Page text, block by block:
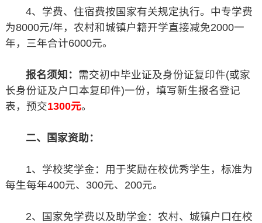
4、学费、住宿费按国家有关规定执行。中专学费
为8000元/年，农村和城镇户籍开学直接减免2000一
年，三年合计6000元。
报名须知： 需交初中毕业证及身份证复印件(或家
长身份证及户口本复印件)一份，填写新生报名登记
表，预交1300元。
二、国家资助：
1、学校奖学金：用于奖励在校优秀学生，标准为
每生每年400元、300元、200元。
2、国家免学费以及助学金：农村、城镇户口在校